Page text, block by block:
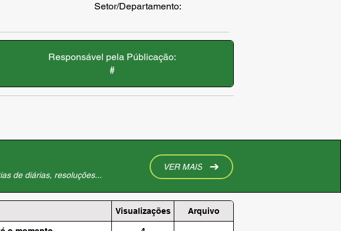
Setor/Departamento:
Responsável pela Públicação:
#
de diárias, resoluções...
VER MAIS
Visualizações Arquivo